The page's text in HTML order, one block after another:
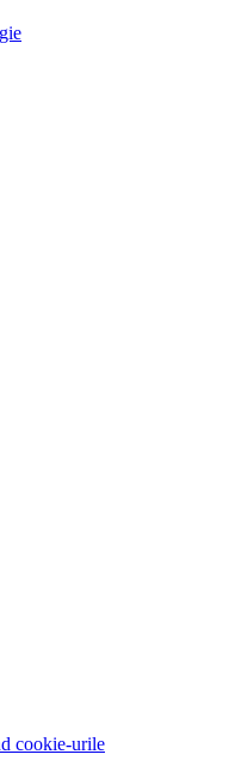
cookie-urile